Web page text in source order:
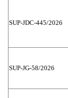
SUP-JDC-445/2026
SUP-JG-58/2026